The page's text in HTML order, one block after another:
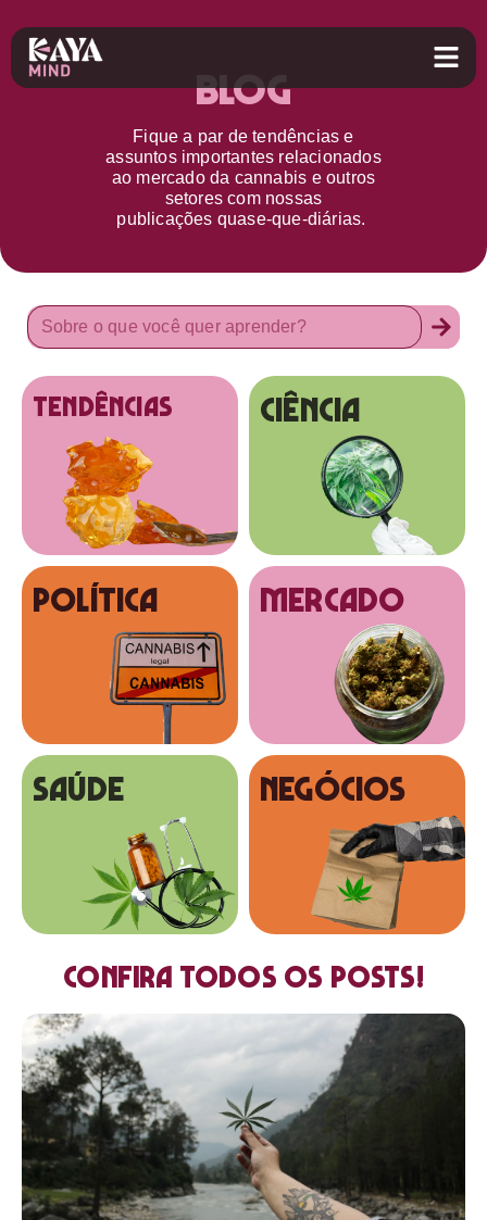
Blog
Fique a par detendências e
assuntos importantes relacionados
ao mercado da cannabis e outros
setorescom nossas
publicações quase-que-diárias.
tendências Ciência
Política MERCADO
SAÚDE NEGÓCIOS
Confira todos os posts!